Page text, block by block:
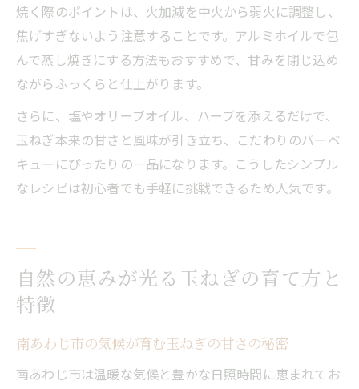
焼く際のポイントは、火加減を中火から弱火に調整し、
焦げすぎないよう注意することです。アルミホイルで包
んで蒸し焼きにする方法もおすすめで、甘みを閉じ込め
ながらふっくらと仕上がります。
さらに、塩やオリーブオイル、ハーブを添えるだけで、
玉ねぎ本来の甘さと風味が引き立ち、こだわりのバーベ
キューにぴったりの一品になります。こうしたシンプル
なレシピは初心者でも手軽に挑戦できるため人気です。
自然の恵みが光る玉ねぎの育て方と
特徴
南あわじ市の気候が育む玉ねぎの甘さの秘密
南あわじ市は温暖な気候と豊かな日照時間に恵まれてお